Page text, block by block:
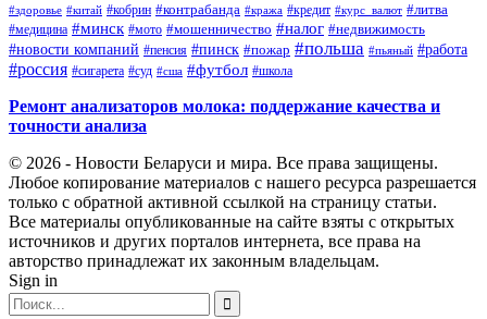
#здоровье #китай #кобрин #контрабанда #кража #кредит #курс_валют #литва
#медицина #минск #мото #мошенничество #налог #недвижимость
#новости компаний #пенсия #пинск #пожар #польша #пьяный #работа
#россия #сигарета #суд #сша #футбол #школа
Ремонт анализаторов молока: поддержание качества и
точности анализа
© 2026 - Новости Беларуси и мира. Все права защищены.
Любое копирование материалов с нашего ресурса разрешается
только с обратной активной ссылкой на страницу статьи.
Все материалы опубликованные на сайте взяты с открытых
источников и других порталов интернета, все права на
авторство принадлежат их законным владельцам.
Sign in